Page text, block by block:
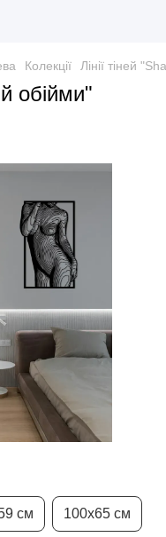
Колекції Лінії тіней
обійми"
см 100х65 см